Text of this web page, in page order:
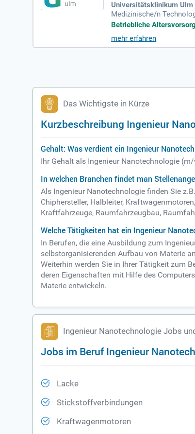
Universitätsklinikum Ulm
Medizinische/n
tsklinikum Ulm steht mit
Betriebliche
mehr erfahren
Das Wichtigste in Kürze
Kurzbeschreibung Ingenieur
Gehalt: Was verdient ein Ingenieur
Ihr Gehalt als Ingenieur Nanotechnologie
In welchen Branchen findet man
Als Ingenieur Nanotechnologie finden Sie
Chiphersteller, Halbleiter,
Kraftfahrzeuge, Raumfahrzeugbau,
Welche Tätigkeiten hat ein Ingenieur
In Berufen, die eine Ausbildung zum
selbstorganisierenden Aufbau von Materie
Weiterhin werden Sie in Ihrer Tätigkeit zum
deren Eigenschaften mit Hilfe des
Materie entwickeln.
Ingenieur Nanotechnologie Jobs
Jobs im Beruf Ingenieur
Lacke
Stickstoffverbindungen
Kraftwagenmotoren